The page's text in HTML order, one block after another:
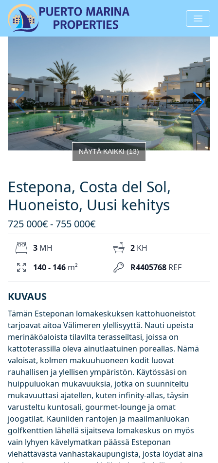
NÄYTÄ KAIKKI(13)
Estepona, Costa del Sol,
Huoneisto, Uusi kehitys
725 000€ - 755 000€
R4405768 REF
3 MH 2 KH
140 - 146 m²
KUVAUS
Tämän Esteponan lomakeskuksen kattohuoneistot
tarjoavat aitoa Välimeren ylellisyyttä. Nauti upeista
merinäköaloista tilavilta terasseiltasi, joissa on
kattoterassilla oleva ainutlaatuinen poreallas. Nämä
valoisat, kolmen makuuhuoneen kodit luovat
rauhallisen ja ylellisen ympäristön. Käytössäsi on
huippuluokan mukavuuksia, jotka on suunniteltu
mukavuuttasi ajatellen, kuten infinity-allas, täysin
varusteltu kuntosali, gourmet-lounge ja omat
joogatilat. Kauniiden rantojen ja maailmanluokan
golfkenttien lähellä sijaitseva lomakeskus on myös
vain lyhyen kävelymatkan päässä Esteponan
viehättävästä vanhastakaupungista, josta löydät aina